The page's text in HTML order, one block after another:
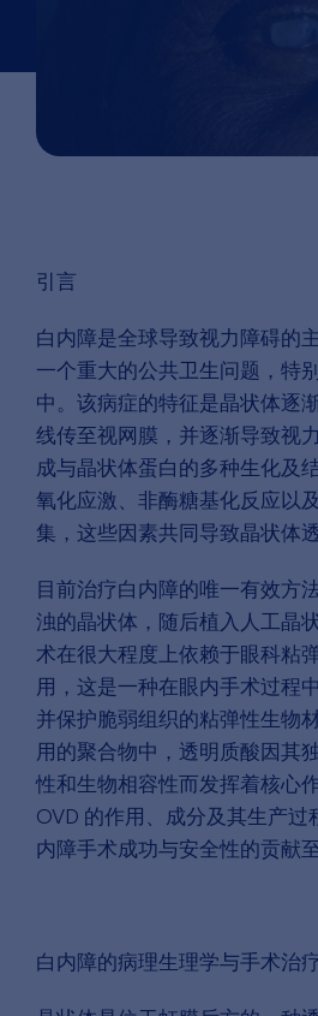
引言
白内障是全球导致视力障碍的
一个重大的公共卫生问题，特
中。该病症的特征是晶状体逐
线传至视网膜，并逐渐导致视
成与晶状体蛋白的多种生化及
氧化应激、非酶糖基化反应以
集，这些因素共同导致晶状体
目前治疗白内障的唯一有效方
浊的晶状体，随后植入人工晶
术在很大程度上依赖于眼科粘
用，这是一种在眼内手术过程
并保护脆弱组织的粘弹性生物
用的聚合物中，透明质酸因其
性和生物相容性而发挥着核心
OVD 的作用、成分及其生产过
内障手术成功与安全性的贡献
白内障的病理生理学与手术治